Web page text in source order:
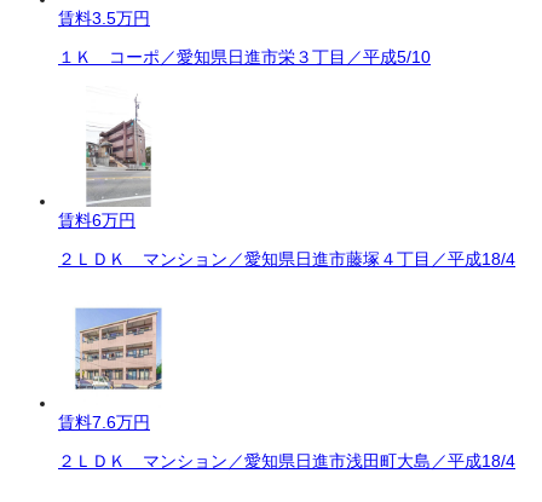
賃料3.5万円
１Ｋ コーポ／愛知県日進市栄３丁目／平成5/10
賃料6万円
２ＬＤＫ マンション／愛知県日進市藤塚４丁目／平成18/4
賃料7.6万円
２ＬＤＫ マンション／愛知県日進市浅田町大島／平成18/4